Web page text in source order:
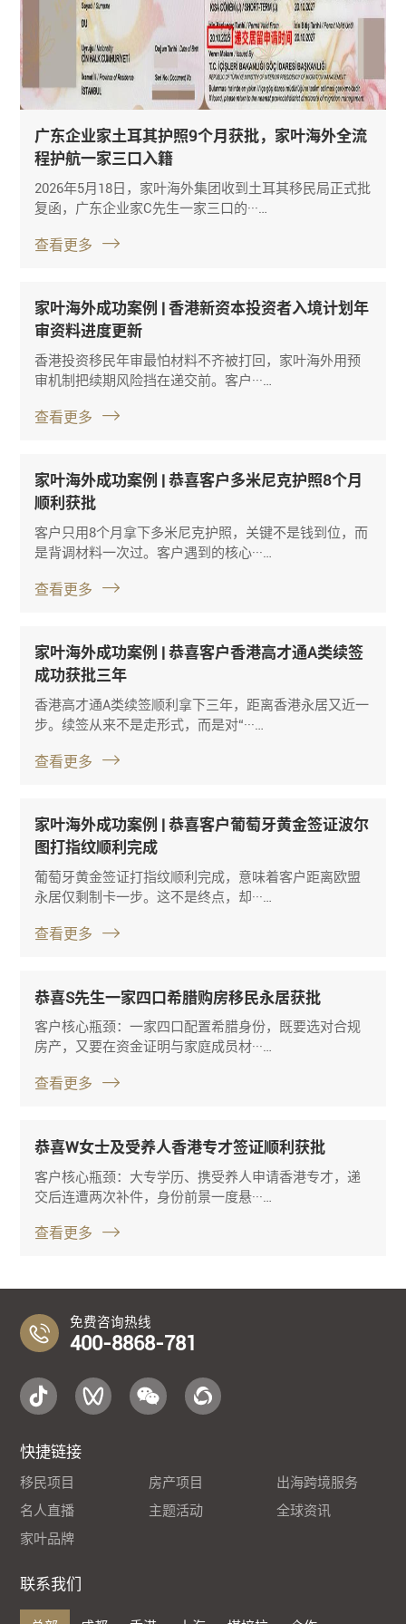
广东企业家土耳其护照9个月获批，家叶海外全流
程护航一家三口入籍
2026年5月18日，家叶海外集团收到土耳其移民局正式批
复函，广东企业家C先生一家三口的···…
查看更多
家叶海外成功案例 | 香港新资本投资者入境计划年
审资料进度更新
香港投资移民年审最怕材料不齐被打回，家叶海外用预
审机制把续期风险挡在递交前。客户···…
查看更多
家叶海外成功案例 | 恭喜客户多米尼克护照8个月
顺利获批
客户只用8个月拿下多米尼克护照，关键不是钱到位，而
是背调材料一次过。客户遇到的核心···…
查看更多
家叶海外成功案例 | 恭喜客户香港高才通A类续签
成功获批三年
香港高才通A类续签顺利拿下三年，距离香港永居又近一
步。续签从来不是走形式，而是对“···…
查看更多
家叶海外成功案例 | 恭喜客户葡萄牙黄金签证波尔
图打指纹顺利完成
葡萄牙黄金签证打指纹顺利完成，意味着客户距离欧盟
永居仅剩制卡一步。这不是终点，却···…
查看更多
恭喜S先生一家四口希腊购房移民永居获批
客户核心瓶颈：一家四口配置希腊身份，既要选对合规
房产，又要在资金证明与家庭成员材···…
查看更多
恭喜W女士及受养人香港专才签证顺利获批
客户核心瓶颈：大专学历、携受养人申请香港专才，递
交后连遭两次补件，身份前景一度悬···…
查看更多
免费咨询热线
400-8868-781
快捷链接
移民项目 房产项目
出海跨境服务
名人直播
主题活动
全球资讯
家叶品牌
联系我们